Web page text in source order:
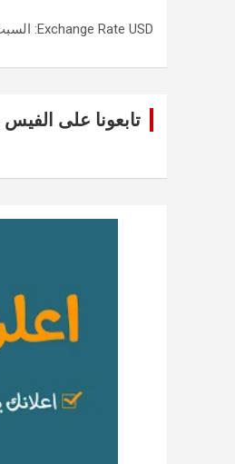
Exchange Rate USD : السبت, 8
تابعونا على